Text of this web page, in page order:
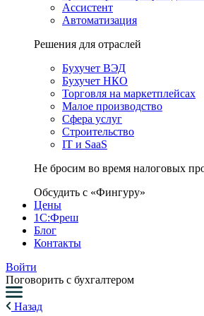
Ассистент
Автоматизация
Решения для отраслей
Бухучет ВЭД
Бухучет НКО
Торговля на маркетплейсах
Малое производство
Сфера услуг
Строительство
IT и SaaS
Не бросим во время налоговых
Обсудить с «Фингуру»
Цены
1С:Фреш
Блог
Контакты
Войти
Поговорить с бухгалтером
Назад